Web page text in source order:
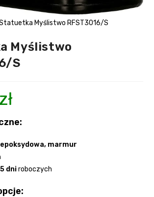
Myślistwo RFST3016/S
Myślistwo
S
zł
, marmur
dniroboczych